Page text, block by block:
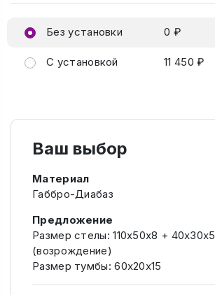
Без установки 0 ₽
С установкой 11 450 ₽
Ваш выбор
Материал
Габбро-Диабаз
Предложение
Размер стелы: 110х50х8 + 40х30х5
(возрождение)
Размер тумбы: 60х20х15